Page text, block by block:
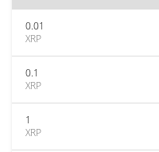
0.01
XRP
0.1
XRP
1
XRP